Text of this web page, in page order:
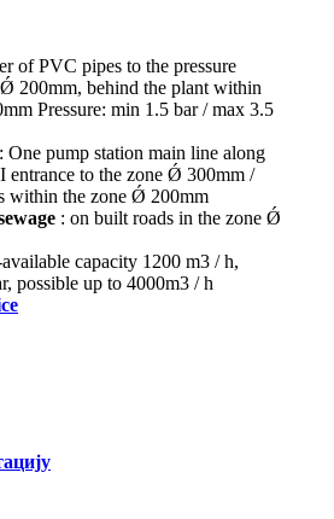
of PVC pipes to the pressure
200mm, behind the plant within
Pressure: min 1.5 bar / max 3.5
: One pump station main line along
entrance to the zone Ǿ 300mm /
within the zone Ǿ 200mm
: on built roads in the zone Ǿ
capacity 1200 m3 / h,
possible up to 4000m3 / h